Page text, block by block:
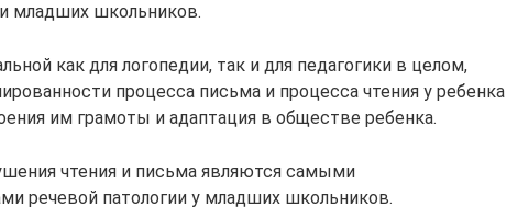
младших школьников.
как для логопедии, так и для педагогики в целом,
процесса письма и процесса чтения у ребенка
им грамоты и адаптация в обществе ребенка.
чтения и письма являются самыми
речевой патологии у младших школьников.